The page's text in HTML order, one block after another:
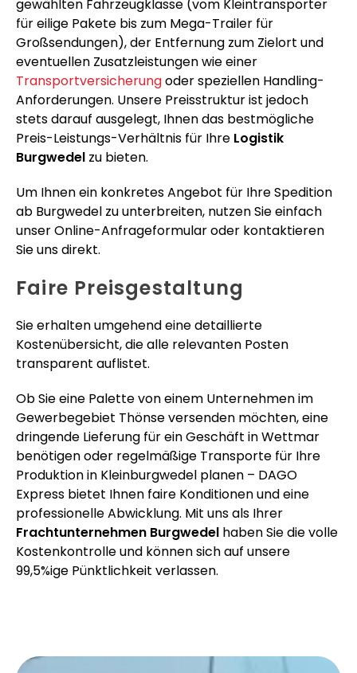
gewählten Fahrzeugklasse (vom Kleintransporter
für eilige Pakete bis zum Mega-Trailer für
Großsendungen), der Entfernung zum Zielort und
eventuellen Zusatzleistungen wie einer
Transportversicherungoder speziellen Handling-
Anforderungen. Unsere Preisstruktur ist jedoch
stets darauf ausgelegt, Ihnen das bestmögliche
Preis-Leistungs-Verhältnis für Ihre Logistik
Burgwedel zu bieten.
Um Ihnen ein konkretes Angebot für Ihre Spedition
ab Burgwedel zu unterbreiten, nutzen Sie einfach
unser Online-Anfrageformular oder kontaktieren
Sie uns direkt.
Faire Preisgestaltung
Sie erhalten umgehend eine detaillierte
Kostenübersicht, die alle relevanten Posten
transparent auflistet.
Ob Sie eine Palette von einem Unternehmen im
Gewerbegebiet Thönse versenden möchten, eine
dringende Lieferung für ein Geschäft in Wettmar
benötigen oder regelmäßige Transporte für Ihre
Produktion in Kleinburgwedel planen – DAGO
Express bietet Ihnen faire Konditionen und eine
professionelle Abwicklung. Mit uns als Ihrer
Frachtunternehmen Burgwedel haben Sie die volle
Kostenkontrolle und können sich auf unsere
99,5%ige Pünktlichkeit verlassen.